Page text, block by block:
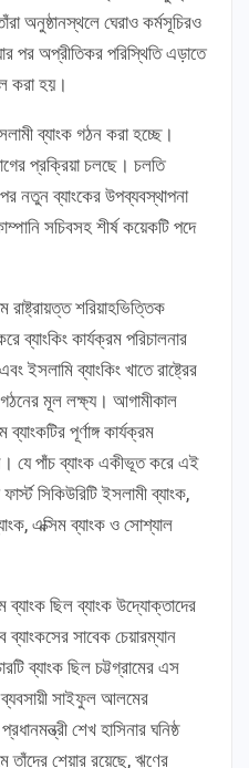
অনুষ্ঠানস্থলে ঘেরাও কর্মসূচিরও
পর অপ্রীতিকর পরিস্থিতি এড়াতে
করা হয়।
ব্যাংক গঠন করা হচ্ছে।
প্রক্রিয়া চলছে। চলতি
নতুন ব্যাংকের উপব্যবস্থাপনা
সচিবসহ শীর্ষ কয়েকটি পদে
রাষ্ট্রায়ত্ত শরিয়াহভিত্তিক
ব্যাংকিং কার্যক্রম পরিচালনার
ইসলামি ব্যাংকিং খাতে রাষ্ট্রের
মূল লক্ষ্য। আগামীকাল
পূর্ণাঙ্গ কার্যক্রম
যে পাঁচ ব্যাংক একীভূত করে এই
সিকিউরিটি ইসলামী ব্যাংক,
এক্সিম ব্যাংক ও সোশ্যাল
ব্যাংক ছিল ব্যাংক উদ্যোক্তাদের
সাবেক চেয়ারম্যান
ব্যাংক ছিল চট্টগ্রামের এস
সাইফুল আলমের
শেখ হাসিনার ঘনিষ্ঠ
তাঁদের শেয়ার রয়েছে, ঋণের